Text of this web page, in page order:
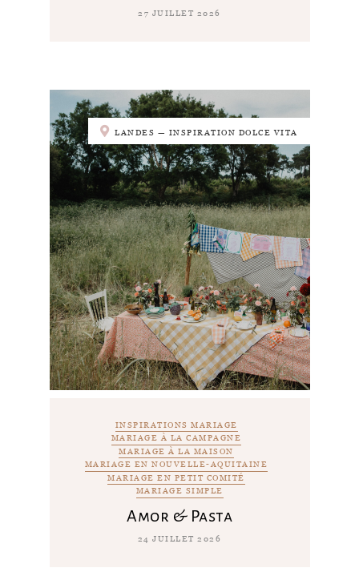
27 JUILLET 2026
LANDES — INSPIRATION DOLCE VITA
INSPIRATIONS MARIAGE
MARIAGE À LA CAMPAGNE
MARIAGE À LA MAISON
MARIAGE EN NOUVELLE-AQUITAINE
MARIAGE EN PETIT COMITÉ
MARIAGE SIMPLE
Amor & Pasta
24 JUILLET 2026